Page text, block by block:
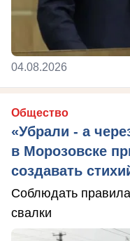
04.08.2026
Общество
«Убрали - а
в Морозовске
создавать
Соблюдать
свалки